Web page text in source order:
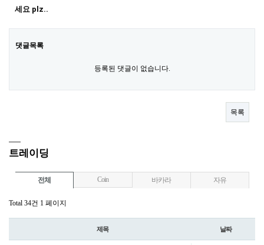
세요 plz..
댓글목록
등록된 댓글이 없습니다.
목록
트레이딩
전체 Coin 바카라 자유
Total 34건 1 페이지
제목 날짜